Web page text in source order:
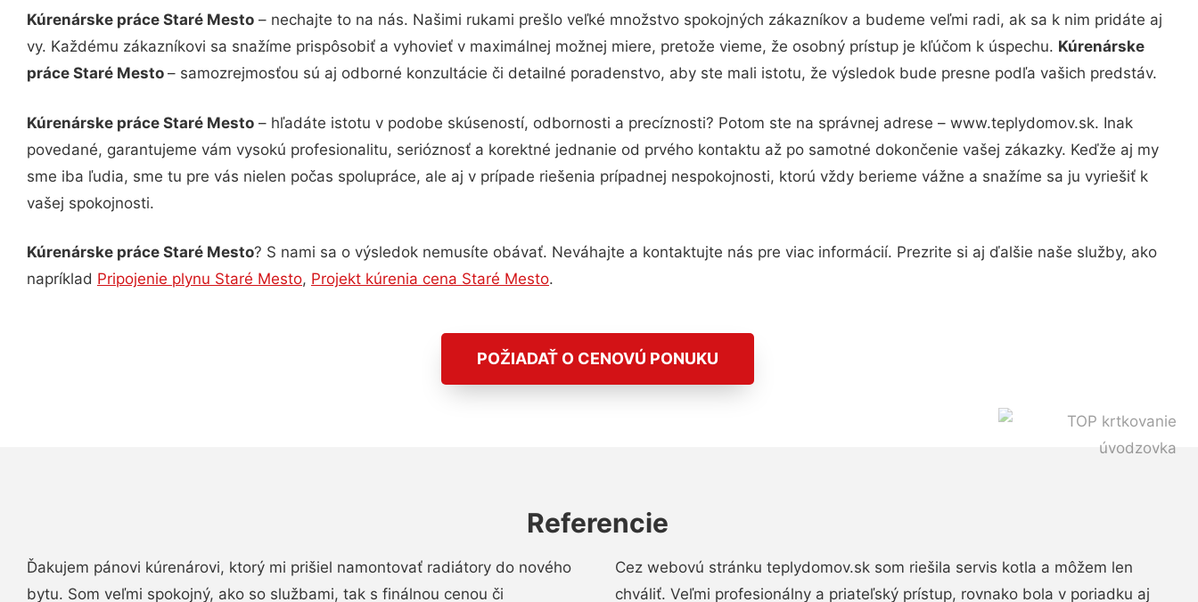
Kúrenárske práce Staré Mesto – nechajte to na nás. Našimi rukami prešlo veľké množstvo spokojných zákazníkov a budeme veľmi radi, ak sa k nim pridáte aj
vy. Každému zákazníkovi sa snažíme prispôsobiť a vyhovieť v maximálnej možnej miere, pretože vieme, že osobný prístup je kľúčom k úspechu. Kúrenárske
práce Staré Mesto – samozrejmosťou sú aj odborné konzultácie či detailné poradenstvo, aby ste mali istotu, že výsledok bude presne podľa vašich predstáv.
Kúrenárske práce Staré Mesto – hľadáte istotu v podobe skúseností, odbornosti a precíznosti? Potom ste na správnej adrese – www.teplydomov.sk. Inak
povedané, garantujeme vám vysokú profesionalitu, serióznosť a korektné jednanie od prvého kontaktu až po samotné dokončenie vašej zákazky. Keďže aj my
sme iba ľudia, sme tu pre vás nielen počas spolupráce, ale aj v prípade riešenia prípadnej nespokojnosti, ktorú vždy berieme vážne a snažíme sa ju vyriešiť k
vašej spokojnosti.
Kúrenárske práce Staré Mesto? S nami sa o výsledok nemusíte obávať. Neváhajte a kontaktujte nás pre viac informácií. Prezrite si aj ďalšie naše služby, ako
napríklad Pripojenie plynu Staré Mesto, Projekt kúrenia cena Staré Mesto.
POŽIADAŤ O CENOVÚ PONUKU
Referencie
Ďakujem pánovi kúrenárovi, ktorý mi prišiel namontovať radiátory do nového
bytu. Som veľmi spokojný, ako so službami, tak s finálnou cenou či
Cez webovú stránku teplydomov.sk som riešila servis kotla a môžem len
chváliť. Veľmi profesionálny a priateľský prístup, rovnako bola v poriadku aj